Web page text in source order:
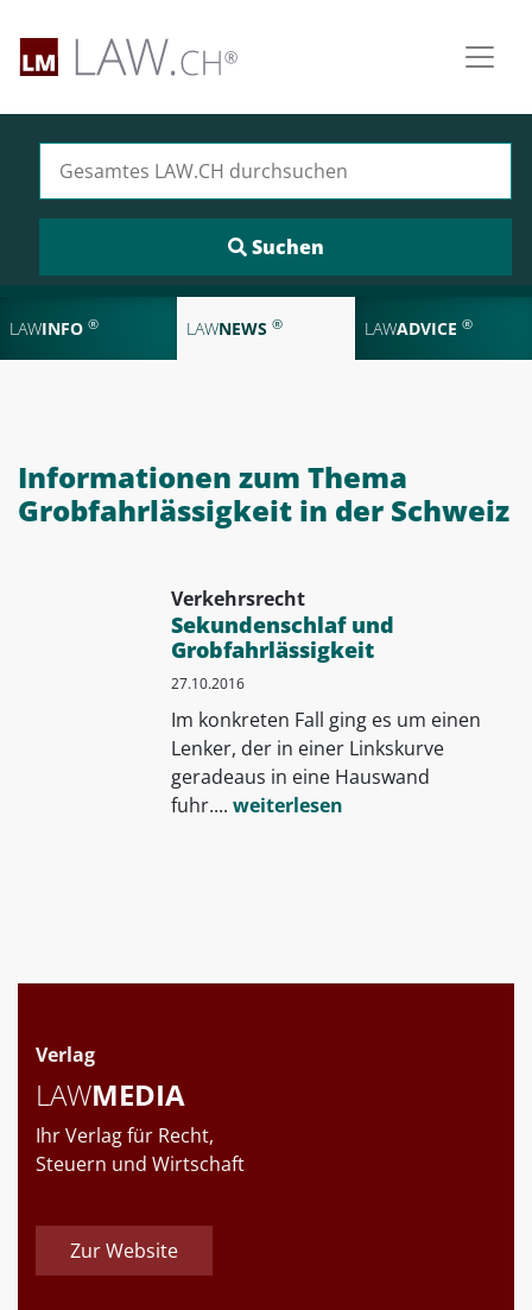
LAWINFO ® LAWNEWS ® LAWADVICE ®
Informationen zum Thema
Grobfahrlässigkeit in der Schweiz
Verkehrsrecht
Sekundenschlaf und
Grobfahrlässigkeit
27.10.2016
Im konkreten Fall ging es um einen
Lenker, der in einer Linkskurve
geradeaus in eine Hauswand
fuhr.... weiterlesen
Verlag
LAWMEDIA
Ihr Verlag für Recht,
Steuern und Wirtschaft
Zur Website